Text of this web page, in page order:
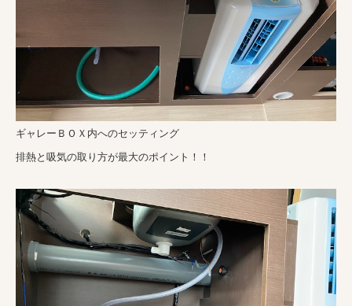
ギャレーＢＯＸ内へのセッティング
排熱と吸気の取り方が最大のポイント！！